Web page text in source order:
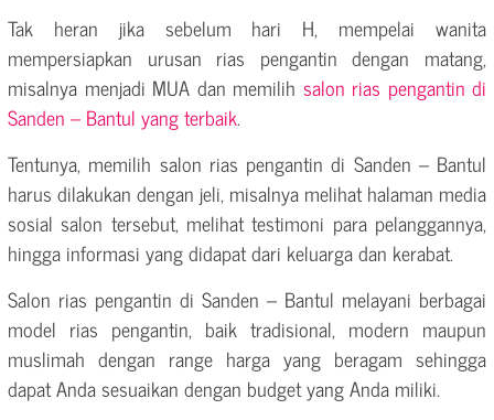
Tak heran jika sebelum hari H, mempelai wanita
mempersiapkan urusan rias pengantin dengan matang,
misalnya menjadi MUA dan memilih salon rias pengantin di
Sanden – Bantul yang terbaik.
Tentunya, memilih salon rias pengantin di Sanden – Bantul
harus dilakukan dengan jeli, misalnya melihat halaman media
sosial salon tersebut, melihat testimoni para pelanggannya,
hingga informasi yang didapat dari keluarga dan kerabat.
Salon rias pengantin di Sanden – Bantul melayani berbagai
model rias pengantin, baik tradisional, modern maupun
muslimah dengan range harga yang beragam sehingga
dapat Anda sesuaikan dengan budget yang Anda miliki.